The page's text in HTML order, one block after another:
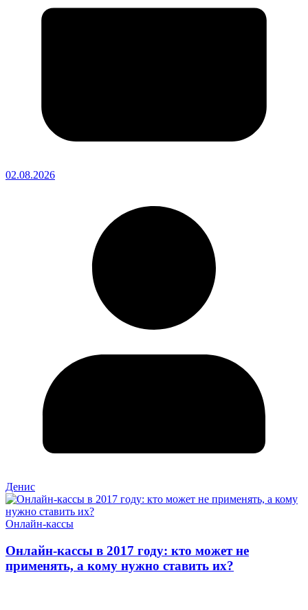
02.08.2026
Денис
Онлайн-кассы
Онлайн-кассы в 2017 году: кто может не
применять, а кому нужно ставить их?